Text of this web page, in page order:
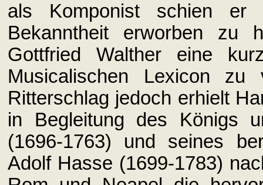
als Komponist schien er
Bekanntheit erworben zu
Gottfried Walther eine
Musicalischen Lexicon zu
Ritterschlag jedoch erhielt
in Begleitung des Königs
(1696-1763) und seines
Adolf Hasse (1699-1783)